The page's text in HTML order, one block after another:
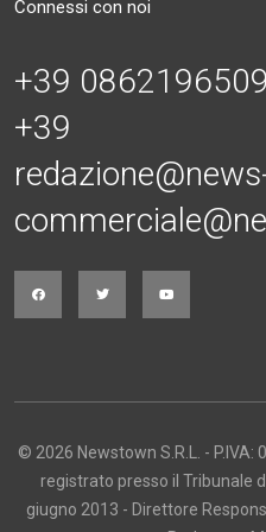
Connessi con noi
+39
+39
© 2026 Newstown S.R.L. -
registrato presso il Tribunale
giugno 2013 - Direttore